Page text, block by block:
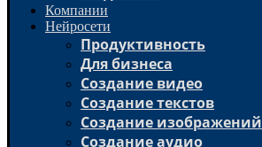
Компании
Нейросети
Продуктивность
Для бизнеса
Создание видео
Создание текстов
Создание изображений
Создание аудио